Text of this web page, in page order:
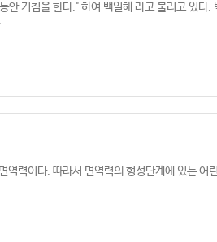
안 기침을 한다." 하여 백일해 라고 불리고 있
력이다. 따라서 면역력의 형성단계에 있는 어